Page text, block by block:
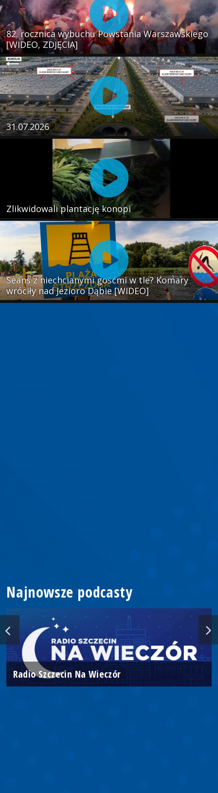
82. rocznica wybuchu Powstania Warszawskiego
[WIDEO, ZDJĘCIA]
31.07.2026
Zlikwidowali plantację konopi
Seans z niechcianymi gośćmi w tle? Komary
wróciły nad Jezioro Dąbie [WIDEO]
Najnowsze podcasty
Radio Szczecin Na Wieczór